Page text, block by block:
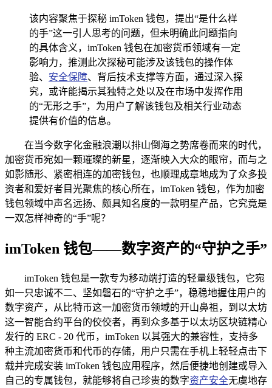
该内容聚焦于探秘 imToken 钱包，提出“是什么样
的手”这一引人思考的问题，但未明确此问题指向
的具体含义，imToken 钱包在加密货币领域有一定
影响力，推测此次探秘可能涉及该钱包的操作体
验、 安全保障、背后技术支撑等方面，通过深入探
究，或许能揭示其独特之处以及在市场中发挥作用
的“无形之手”，为用户了解该钱包及相关行业动态
提供有价值的信息。
在当今数字化金融浪潮以排山倒海之势席卷而来的时代，
加密货币宛如一颗璀璨的新星，逐渐映入大众的眼帘，而与之
如影随形、紧密相连的加密钱包，也顺理成章地成为了众多投
资者和爱好者目光聚焦的核心所在，imToken 钱包，作为加密
钱包领域中声名远扬、颇具知名度的一款明星产品，它究竟是
一双怎样神奇的“手”呢？
imToken 钱包——数字资产的“守护之手”
imToken 钱包是一款专为移动端打造的轻量级钱包，它宛
如一只忠诚不二、坚如磐石的“守护之手”，稳稳地握住用户的
数字资产，从比特币这一加密货币领域的开山鼻祖，到以太坊
这一智能合约平台的佼佼者，再到众多基于以太坊区块链精心
发行的 ERC - 20 代币，imToken 以其强大的兼容性，支持多
种主流加密货币和代币的存储，用户只需在手机上轻轻点击下
载并完成安装 imToken 钱包应用程序，然后便捷地创建或导入
自己的专属钱包，就能够将自己珍贵的数字资产安全无虞地存